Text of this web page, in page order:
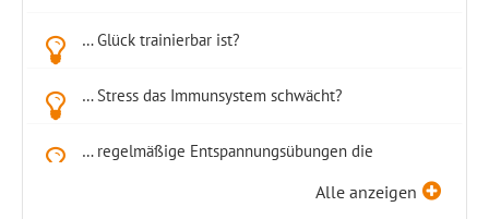
… Glück trainierbar ist?
… Stress das Immunsystem schwächt?
… regelmäßige Entspannungsübungen die
Alle anzeigen